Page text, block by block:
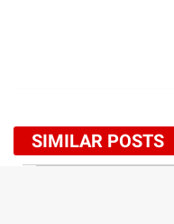
SIMILAR POSTS